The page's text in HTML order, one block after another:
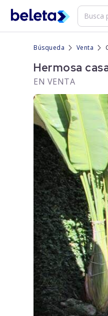
Búsqueda Venta
Hermosa
EN VENTA